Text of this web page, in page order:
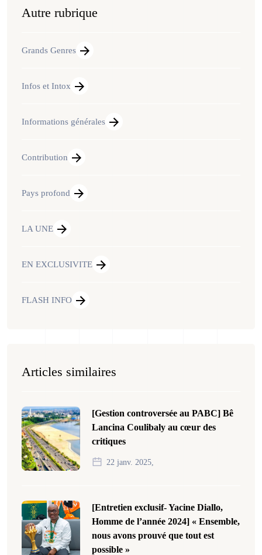
Autre rubrique
Grands Genres
Infos et Intox
Informations générales
Contribution
Pays profond
LA UNE
EN EXCLUSIVITE
FLASH INFO
Articles similaires
[Gestion controversée au PABC] Bê
Lancina Coulibaly au cœur des
critiques
22 janv. 2025,
[Entretien exclusif- Yacine Diallo,
Homme de l’année 2024] « Ensemble,
nous avons prouvé que tout est
possible »